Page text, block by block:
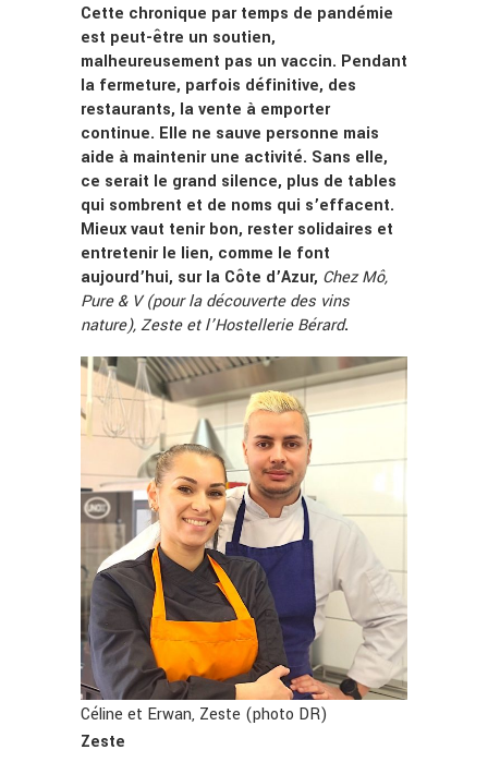
Cette chronique par temps de pandémie
est peut-être un soutien,
malheureusement pas un vaccin. Pendant
la fermeture, parfois définitive, des
restaurants, la vente à emporter
continue. Elle ne sauve personne mais
aide à maintenir une activité. Sans elle,
ce serait le grand silence, plus de tables
qui sombrent et de noms qui s’effacent.
Mieux vaut tenir bon, rester solidaires et
entretenir le lien, comme le font
aujourd’hui, sur la Côte d’Azur, Chez Mô,
Pure & V (pour la découverte des vins
nature), Zeste et l’Hostellerie Bérard.
Céline et Erwan, Zeste (photo DR)
Zeste